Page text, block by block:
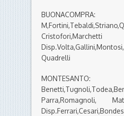
Quadrelli
MONTESANTO:
Parra,Romagnoli,